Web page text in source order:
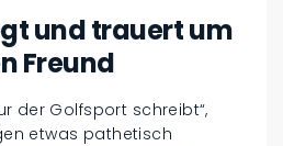
und trauert um
Freund
der Golfsport schreibt“,
etwas pathetisch